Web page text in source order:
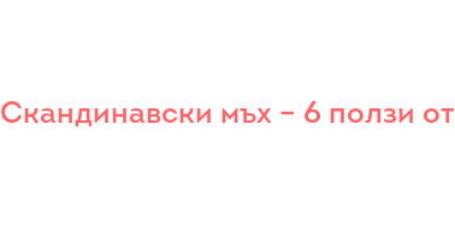
Скандинавски мъх – 6 ползи